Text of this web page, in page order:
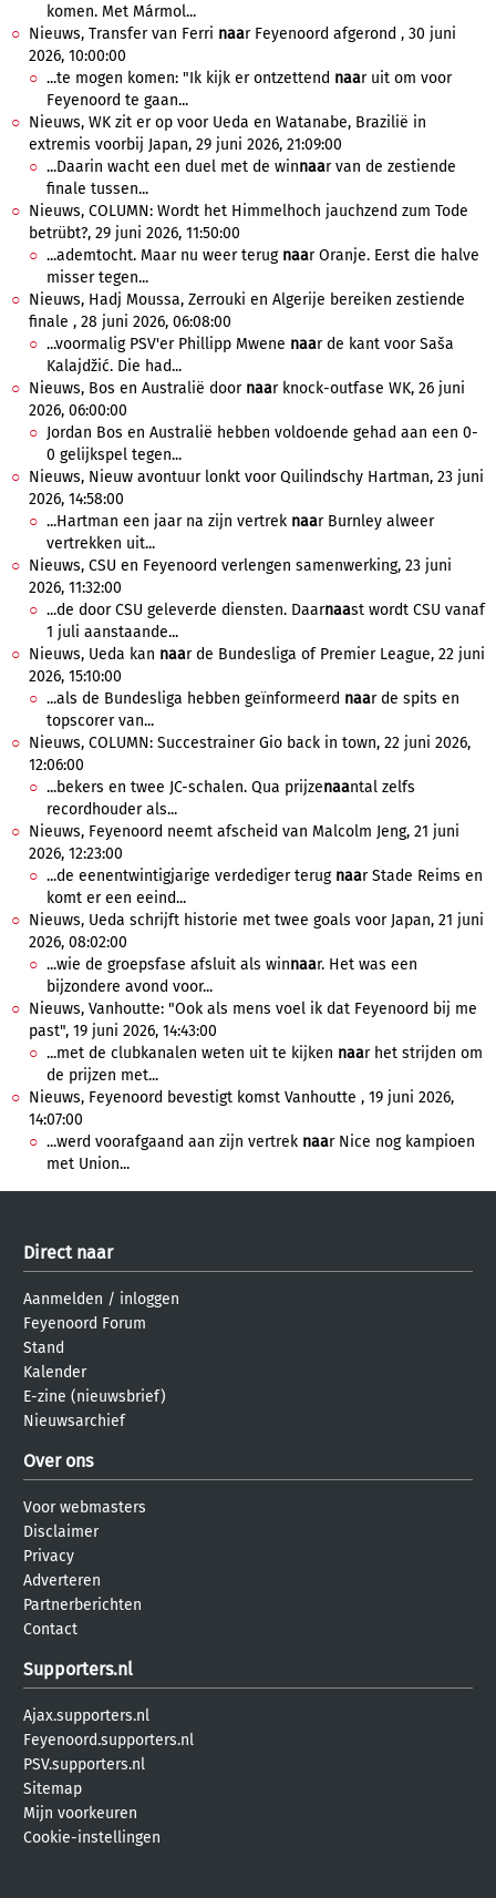
komen. Met Mármol...
Nieuws, Transfer van Ferri naar Feyenoord afgerond , 30 juni
2026, 10:00:00
...te mogen komen: "Ik kijk er ontzettend naar uit om voor
Feyenoord te gaan...
Nieuws, WK zit er op voor Ueda en Watanabe, Brazilië in
extremis voorbij Japan, 29 juni 2026, 21:09:00
...Daarin wacht een duel met de winnaar van de zestiende
finale tussen...
Nieuws, COLUMN: Wordt het Himmelhoch jauchzend zum Tode
betrübt?, 29 juni 2026, 11:50:00
...ademtocht. Maar nu weer terug naar Oranje. Eerst die halve
misser tegen...
Nieuws, Hadj Moussa, Zerrouki en Algerije bereiken zestiende
finale , 28 juni 2026, 06:08:00
...voormalig PSV'er Phillipp Mwene naar de kant voor Saša
Kalajdžić. Die had...
Nieuws, Bos en Australië door naar knock-outfase WK, 26 juni
2026, 06:00:00
Jordan Bos en Australië hebben voldoende gehad aan een 0-
0 gelijkspel tegen...
Nieuws, Nieuw avontuur lonkt voor Quilindschy Hartman, 23 juni
2026, 14:58:00
...Hartman een jaar na zijn vertrek naar Burnley alweer
vertrekken uit...
Nieuws, CSU en Feyenoord verlengen samenwerking, 23 juni
2026, 11:32:00
...de door CSU geleverde diensten. Daarnaast wordt CSU vanaf
1 juli aanstaande...
Nieuws, Ueda kan naar de Bundesliga of Premier League, 22 juni
2026, 15:10:00
...als de Bundesliga hebben geïnformeerd naar de spits en
topscorer van...
Nieuws, COLUMN: Succestrainer Gio back in town, 22 juni 2026,
12:06:00
...bekers en twee JC-schalen. Qua prijzenaantal zelfs
recordhouder als...
Nieuws, Feyenoord neemt afscheid van Malcolm Jeng, 21 juni
2026, 12:23:00
...de eenentwintigjarige verdediger terug naar Stade Reims en
komt er een eeind...
Nieuws, Ueda schrijft historie met twee goals voor Japan, 21 juni
2026, 08:02:00
...wie de groepsfase afsluit als winnaar. Het was een
bijzondere avond voor...
Nieuws, Vanhoutte: "Ook als mens voel ik dat Feyenoord bij me
past", 19 juni 2026, 14:43:00
...met de clubkanalen weten uit te kijken naar het strijden om
de prijzen met...
Nieuws, Feyenoord bevestigt komst Vanhoutte , 19 juni 2026,
14:07:00
...werd voorafgaand aan zijn vertrek naar Nice nog kampioen
met Union...
Direct naar
Aanmelden / inloggen
Feyenoord Forum
Stand
Kalender
E-zine (nieuwsbrief)
Nieuwsarchief
Over ons
Voor webmasters
Disclaimer
Privacy
Adverteren
Partnerberichten
Contact
Supporters.nl
Ajax.supporters.nl
Feyenoord.supporters.nl
PSV.supporters.nl
Sitemap
Mijn voorkeuren
Cookie-instellingen